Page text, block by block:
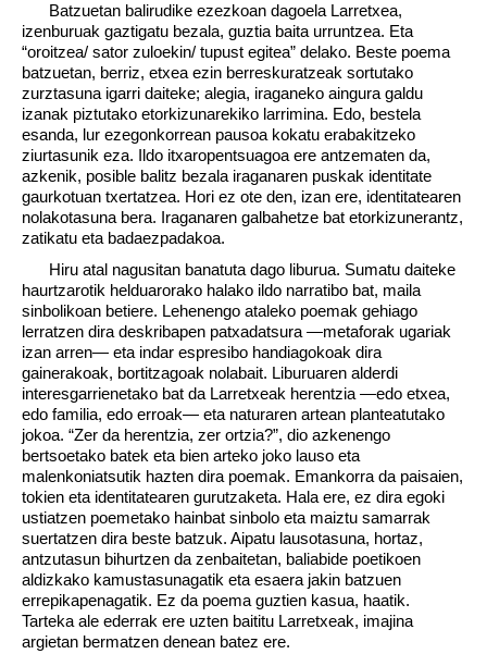
Batzuetan balirudike ezezkoan dagoela Larretxea,
izenburuak gaztigatu bezala, guztia baita urruntzea. Eta
“oroitzea/ sator zuloekin/ tupust egitea” delako. Beste poema
batzuetan, berriz, etxea ezin berreskuratzeak sortutako
zurztasuna igarri daiteke; alegia, iraganeko aingura galdu
izanak piztutako etorkizunarekiko larrimina. Edo, bestela
esanda, lur ezegonkorrean pausoa kokatu erabakitzeko
ziurtasunik eza. Ildo itxaropentsuagoa ere antzematen da,
azkenik, posible balitz bezala iraganaren puskak identitate
gaurkotuan txertatzea. Hori ez ote den, izan ere, identitatearen
nolakotasuna bera. Iraganaren galbahetze bat etorkizunerantz,
zatikatu eta badaezpadakoa.
Hiru atal nagusitan banatuta dago liburua. Sumatu daiteke
haurtzarotik helduarorako halako ildo narratibo bat, maila
sinbolikoan betiere. Lehenengo ataleko poemak gehiago
lerratzen dira deskribapen patxadatsura —metaforak ugariak
izan arren— eta indar espresibo handiagokoak dira
gainerakoak, bortitzagoak nolabait. Liburuaren alderdi
interesgarrienetako bat da Larretxeak herentzia —edo etxea,
edo familia, edo erroak— eta naturaren artean planteatutako
jokoa. “Zer da herentzia, zer ortzia?”, dio azkenengo
bertsoetako batek eta bien arteko joko lauso eta
malenkoniatsutik hazten dira poemak. Emankorra da paisaien,
tokien eta identitatearen gurutzaketa. Hala ere, ez dira egoki
ustiatzen poemetako hainbat sinbolo eta maiztu samarrak
suertatzen dira beste batzuk. Aipatu lausotasuna, hortaz,
antzutasun bihurtzen da zenbaitetan, baliabide poetikoen
aldizkako kamustasunagatik eta esaera jakin batzuen
errepikapenagatik. Ez da poema guztien kasua, haatik.
Tarteka ale ederrak ere uzten baititu Larretxeak, imajina
argietan bermatzen denean batez ere.